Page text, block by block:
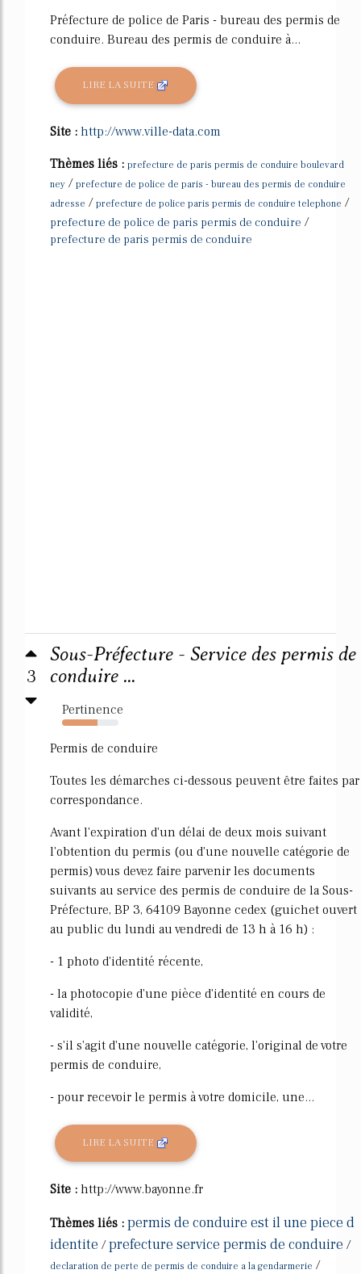
Préfecture de police de Paris - bureau des permis de
conduire. Bureau des permis de conduire à...
LIRE LA SUITE
Site : http://www.ville-data.com
Thèmes liés : prefecture de paris permis de conduire boulevard
ney / prefecture de police de paris - bureau des permis de conduire
adresse / prefecture de police paris permis de conduire telephone /
prefecture de police de paris permis de conduire /
prefecture de paris permis de conduire
3
Sous-Préfecture - Service des permis de
conduire ...
Pertinence
63%
Permis de conduire
Toutes les démarches ci-dessous peuvent être faites par
correspondance.
Avant l'expiration d'un délai de deux mois suivant
l'obtention du permis (ou d'une nouvelle catégorie de
permis) vous devez faire parvenir les documents
suivants au service des permis de conduire de la Sous-
Préfecture, BP 3, 64109 Bayonne cedex (guichet ouvert
au public du lundi au vendredi de 13 h à 16 h) :
- 1 photo d'identité récente,
- la photocopie d'une pièce d'identité en cours de
validité,
- s'il s'agit d'une nouvelle catégorie, l'original de votre
permis de conduire,
- pour recevoir le permis à votre domicile, une...
LIRE LA SUITE
Site : http://www.bayonne.fr
Thèmes liés : permis de conduire est il une piece d
identite /prefecture service permis de conduire /
declaration de perte de permis de conduire a la gendarmerie /